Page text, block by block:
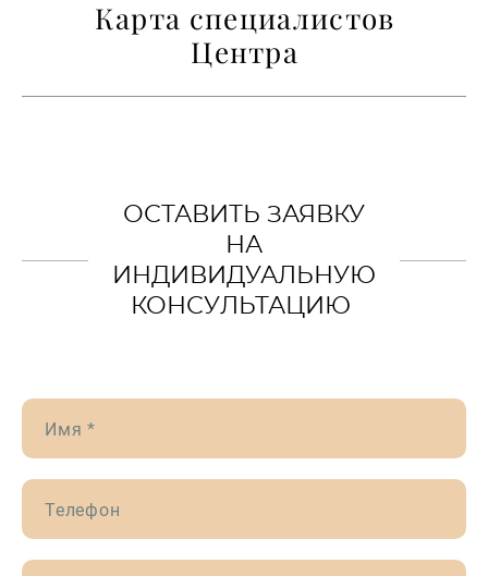
Карта специалистов
Центра
ОСТАВИТЬ ЗАЯВКУ
НА
ИНДИВИДУАЛЬНУЮ
КОНСУЛЬТАЦИЮ
Имя *
Телефон